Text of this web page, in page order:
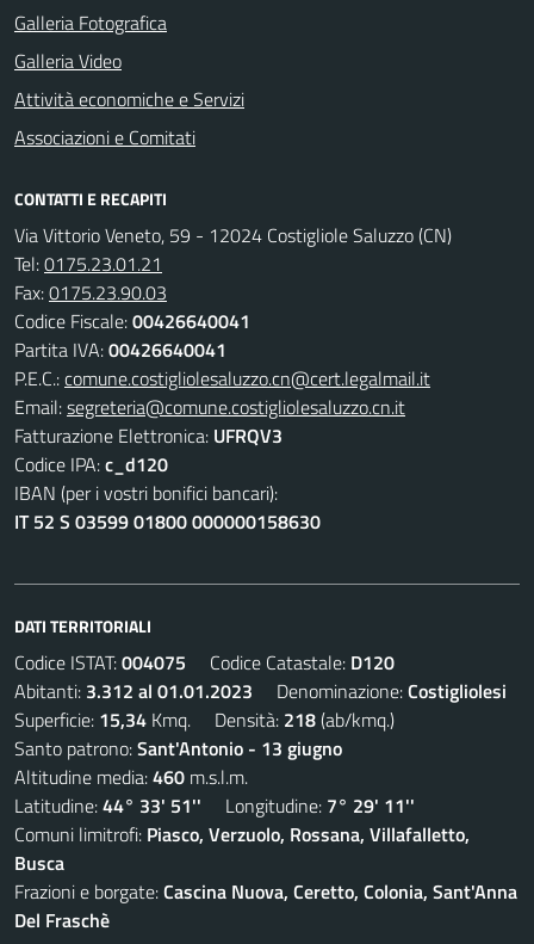
Galleria Fotografica
Galleria Video
Attività economiche e Servizi
Associazioni e Comitati
CONTATTI E RECAPITI
Via Vittorio Veneto, 59 - 12024 Costigliole Saluzzo (CN)
Tel:0175.23.01.21
Fax:0175.23.90.03
Codice Fiscale:00426640041
Partita IVA:00426640041
P.E.C.:comune.costigliolesaluzzo.cn@cert.legalmail.it
Email:segreteria@comune.costigliolesaluzzo.cn.it
Fatturazione Elettronica: UFRQV3
Codice IPA:c_d120
IBAN (per i vostri bonifici bancari):
IT 52 S 03599 01800 000000158630
DATI TERRITORIALI
Codice ISTAT:004075 Codice Catastale: D120
Abitanti: 3.312 al 01.01.2023 Denominazione:Costigliolesi
Superficie: 15,34 Kmq. Densità: 218(ab/kmq.)
Santo patrono:Sant'Antonio - 13 giugno
Altitudine media:460 m.s.l.m.
Latitudine:44° 33' 51'' Longitudine: 7° 29' 11''
Comuni limitrofi: Piasco, Verzuolo, Rossana, Villafalletto,
Busca
Frazioni e borgate:Cascina Nuova, Ceretto, Colonia, Sant'Anna
Del Fraschè